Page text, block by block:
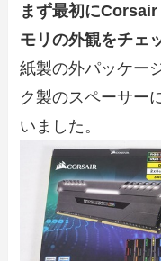
まず最初に
モリの外観をチェ
紙製の外パッケー
ク製のスペーサー
いました。